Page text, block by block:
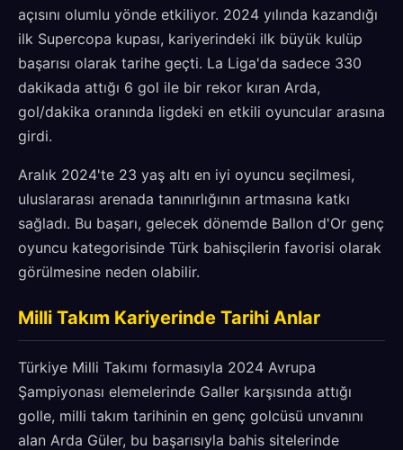
açısını olumlu yönde etkiliyor. 2024 yılında kazandığı
ilk Supercopa kupası, kariyerindeki ilk büyük kulüp
başarısı olarak tarihe geçti. La Liga'da sadece 330
dakikada attığı 6 gol ile bir rekor kıran Arda,
gol/dakika oranında ligdeki en etkili oyuncular arasına
girdi.
Aralık 2024'te 23 yaş altı en iyi oyuncu seçilmesi,
uluslararası arenada tanınırlığının artmasına katkı
sağladı. Bu başarı, gelecek dönemde Ballon d'Or genç
oyuncu kategorisinde Türk bahisçilerin favorisi olarak
görülmesine neden olabilir.
Milli Takım Kariyerinde Tarihi Anlar
Türkiye Milli Takımı formasıyla 2024 Avrupa
Şampiyonası elemelerinde Galler karşısında attığı
golle, milli takım tarihinin en genç golcüsü unvanını
alan Arda Güler, bu başarısıyla bahis sitelerinde